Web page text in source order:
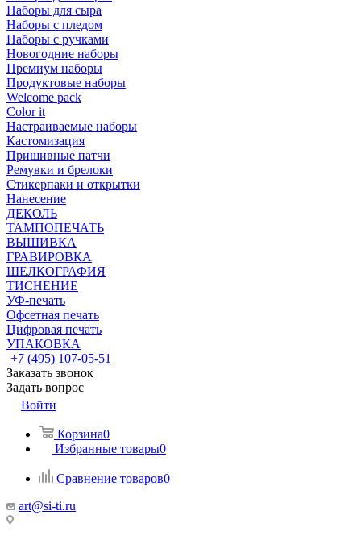
Наборы для сыра
Наборы с пледом
Наборы с ручками
Новогодние наборы
Премиум наборы
Продуктовые наборы
Welcome pack
Color it
Настраиваемые наборы
Кастомизация
Пришивные патчи
Ремувки и брелоки
Стикерпаки и открытки
Нанесение
ДЕКОЛЬ
ТАМПОПЕЧАТЬ
ВЫШИВКА
ГРАВИРОВКА
ШЕЛКОГРАФИЯ
ТИСНЕНИЕ
УФ-печать
Офсетная печать
Цифровая печать
УПАКОВКА
+7 (495) 107-05-51
Заказать звонок
Задать вопрос
Войти
Корзина0
Избранные товары0
Сравнение товаров0
art@si-ti.ru